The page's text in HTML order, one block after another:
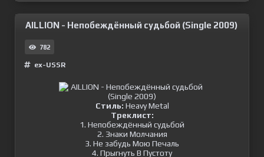
AILLION - Непобеждённый судьбой (Single 2009)
782
ex-USSR
Стиль: Heavy Metal
Треклист:
1. Непобеждённый судьбой
2. Знаки Молчания
3. Не забудь Мою Печаль
4. Прыгнуть В Пустоту